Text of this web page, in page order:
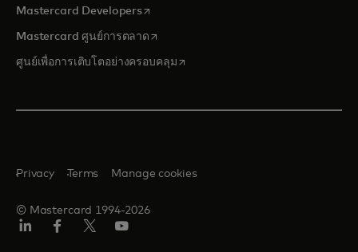
Mastercard Developersopens in a new tab
Mastercard ศูนย์การตลาด opens in a new tab
ศูนย์เพื่อการเติบโตอย่างครอบคลุมopens in a new tab
© Mastercard 1994-2026
Privacy Terms Manage cookies